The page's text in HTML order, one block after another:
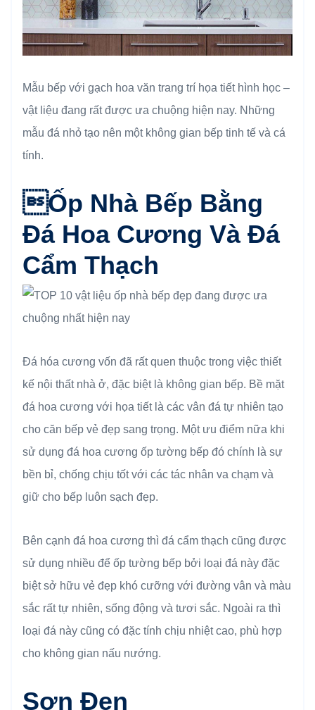
Mẫu bếp với gạch hoa văn trang trí họa tiết hình học –
vật liệu đang rất được ưa chuộng hiện nay. Những
mẫu đá nhỏ tạo nên một không gian bếp tinh tế và cá
tính.
Ốp Nhà Bếp Bằng
ĐÁ Hoa Cương Và Đá
Cẩm Thạch
Đá hóa cương vốn đã rất quen thuộc trong việc thiết
kế nội thất nhà ở, đặc biệt là không gian bếp. Bề mặt
đá hoa cương với họa tiết là các vân đá tự nhiên tạo
cho căn bếp vẻ đẹp sang trọng. Một ưu điểm nữa khi
sử dụng đá hoa cương ốp tường bếp đó chính là sự
bền bỉ, chống chịu tốt với các tác nhân va chạm và
giữ cho bếp luôn sạch đẹp.
Bên cạnh đá hoa cương thì đá cẩm thạch cũng được
sử dụng nhiều để ốp tường bếp bởi loại đá này đặc
biệt sở hữu vẻ đẹp khó cưỡng với đường vân và màu
sắc rất tự nhiên, sống động và tươi sắc. Ngoài ra thì
loại đá này cũng có đặc tính chịu nhiệt cao, phù hợp
cho không gian nấu nướng.
Sơn Đen